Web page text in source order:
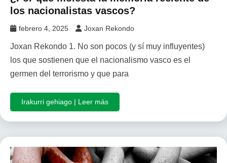
los nacionalistas vascos?
febrero 4, 2025 Joxan Rekondo
Joxan Rekondo 1. No son pocos (y sí muy influyentes)
los que sostienen que el nacionalismo vasco es el
germen del terrorismo y que para
Irakurri gehiago | Leer más